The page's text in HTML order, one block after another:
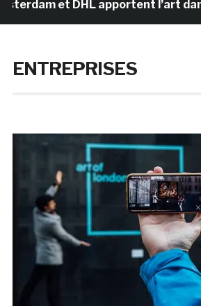
et DHL apportent l’art dans les
ENTREPRISES